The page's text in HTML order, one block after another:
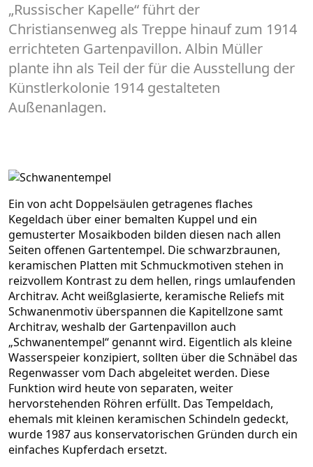
„Russischer Kapelle“ führt der
Christiansenweg als Treppe hinauf zum 1914
errichteten Gartenpavillon. Albin Müller
plante ihn als Teil der für die Ausstellung der
Künstlerkolonie 1914 gestalteten
Außenanlagen.
Ein von acht Doppelsäulen getragenes flaches
Kegeldach über einer bemalten Kuppel und ein
gemusterter Mosaikboden bilden diesen nach allen
Seiten offenen Gartentempel. Die schwarzbraunen,
keramischen Platten mit Schmuckmotiven stehen in
reizvollem Kontrast zu dem hellen, rings umlaufenden
Architrav. Acht weißglasierte, keramische Reliefs mit
Schwanenmotiv überspannen die Kapitellzone samt
Architrav, weshalb der Gartenpavillon auch
„Schwanentempel“ genannt wird. Eigentlich als kleine
Wasserspeier konzipiert, sollten über die Schnäbel das
Regenwasser vom Dach abgeleitet werden. Diese
Funktion wird heute von separaten, weiter
hervorstehenden Röhren erfüllt. Das Tempeldach,
ehemals mit kleinen keramischen Schindeln gedeckt,
wurde 1987 aus konservatorischen Gründen durch ein
einfaches Kupferdach ersetzt.